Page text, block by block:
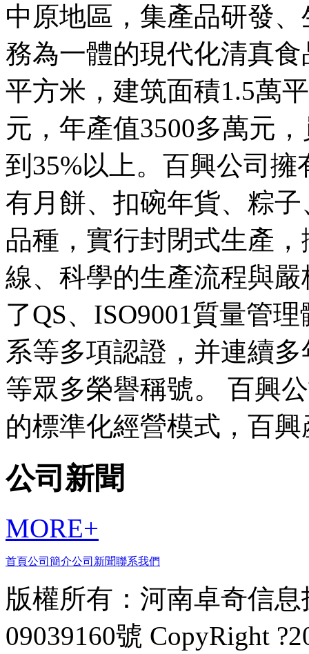
中原地區，集產品研發
務為一體的現代化清真
平方米，建筑面積1.5萬
元，年產值3500多萬元
到35%以上。百興公司
有月餅、扣碗年貨、粽
品種，實行封閉式生產
線、科學的生產流程與
了QS、ISO9001質量管
系等多項認證，并連續
等眾多榮譽稱號。 百興
的標準化經營模式，百
公司新聞
MORE+
首頁公司簡介公司新聞聯系我們
版權所有： 河南卓奇信
09039160號 CopyRight